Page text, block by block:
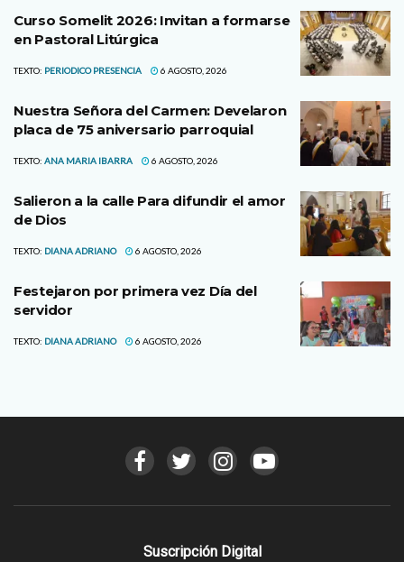
Curso Somelit 2026: Invitan a formarse
en Pastoral Litúrgica
TEXTO: PERIODICO PRESENCIA 6 AGOSTO, 2026
Nuestra Señora del Carmen: Develaron
placa de 75 aniversario parroquial
TEXTO: ANA MARIA IBARRA 6 AGOSTO, 2026
Salieron a la calle Para difundir el amor
de Dios
TEXTO: DIANA ADRIANO 6 AGOSTO, 2026
Festejaron por primera vez Día del
servidor
TEXTO: DIANA ADRIANO 6 AGOSTO, 2026
Suscripción Digital